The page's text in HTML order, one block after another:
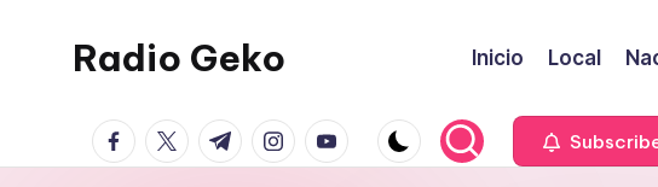
contenido
Radio Geko
Geko
Inicio Local
facebook.com
twitter.com
t.me instagram.com
youtube.com